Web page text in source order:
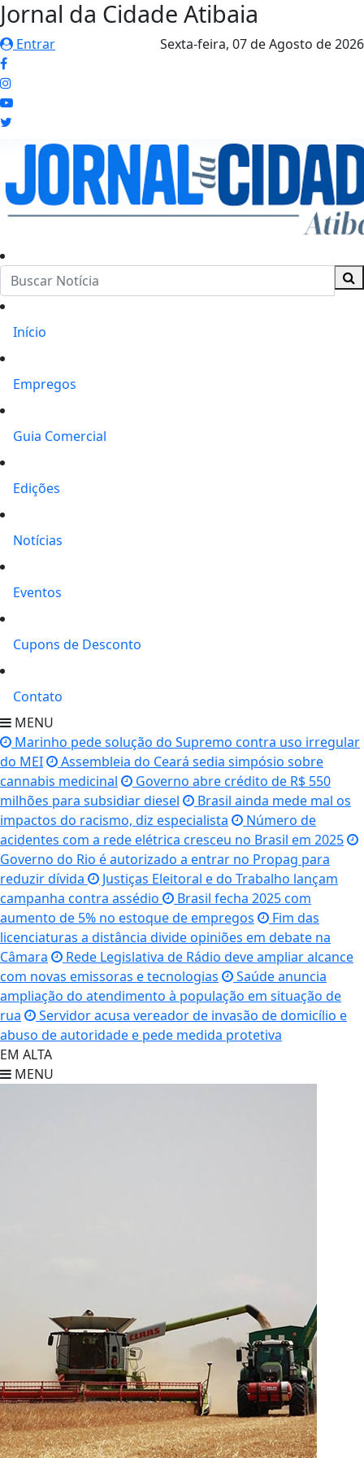
Jornal da Cidade Atibaia
Entrar Sexta-feira, 07 de Agosto de 2026
Início
Empregos
Guia Comercial
Edições
Notícias
Eventos
Cupons de Desconto
Contato
MENU
Marinho pede solução do Supremo contra uso irregular
do MEI
Assembleia do Ceará sedia simpósio sobre
cannabis medicinal
Governo abre crédito de R$ 550
milhões para subsidiar diesel
Brasil ainda mede mal os
impactos do racismo, diz especialista
Número de
acidentes com a rede elétrica cresceu no Brasil em 2025
Governo do Rio é autorizado a entrar no Propag para
reduzir dívida
Justiças Eleitoral e do Trabalho lançam
campanha contra assédio
Brasil fecha 2025 com
aumento de 5% no estoque de empregos
Fim das
licenciaturas a distância divide opiniões em debate na
Câmara
Rede Legislativa de Rádio deve ampliar alcance
com novas emissoras e tecnologias
Saúde anuncia
ampliação do atendimento à população em situação de
rua
Servidor acusa vereador de invasão de domicílio e
abuso de autoridade e pede medida protetiva
EM ALTA
MENU